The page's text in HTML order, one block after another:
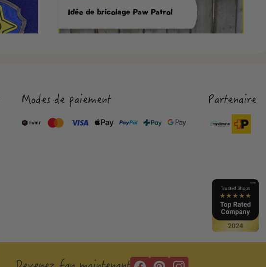
Idée de bricolage Paw Patrol
Modes de paiement Partenaire